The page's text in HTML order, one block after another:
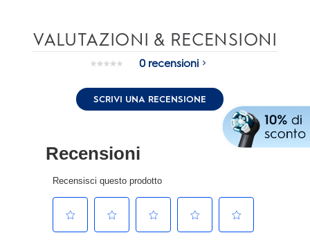
VALUTAZIONI & RECENSIONI
Nessuna
Stesso
link
alla
0 recensioni
SCRIVI UNA RECENSIONE